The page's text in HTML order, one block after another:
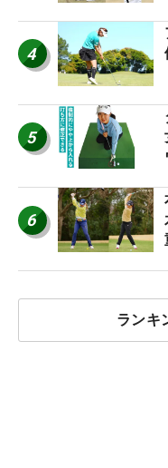
4
5
6
ランキ